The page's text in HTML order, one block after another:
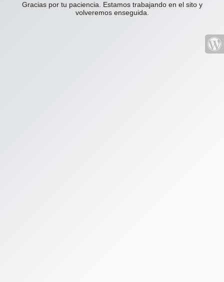
Gracias por tu paciencia. Estamos trabajando en el sito y
volveremos enseguida.